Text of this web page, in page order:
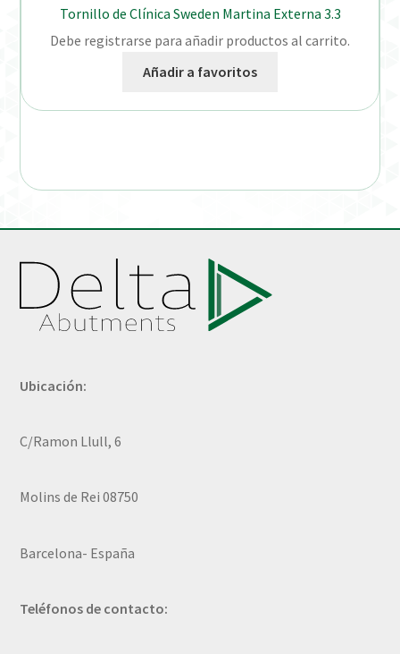
Tornillo de Clínica Sweden Martina Externa 3.3
Debe registrarse para añadir productos al carrito.
Añadir a favoritos
Ubicación:
C/Ramon Llull, 6
Molins de Rei 08750
Barcelona- España
Teléfonos de contacto: